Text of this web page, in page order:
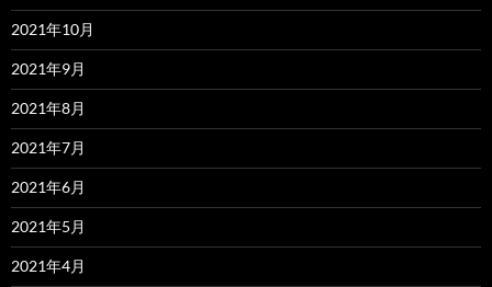
2021年10月
2021年9月
2021年8月
2021年7月
2021年6月
2021年5月
2021年4月